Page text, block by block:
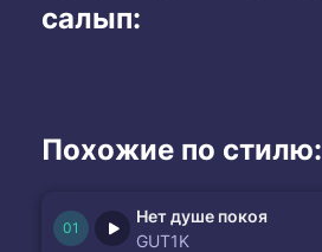
салып:
Похожие по стилю:
Нет душе покоя
GUT1K